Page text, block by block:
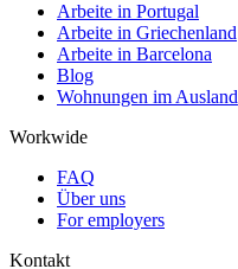
Arbeite in Portugal
Arbeite in Griechenland
Arbeite in Barcelona
Blog
Wohnungen im Ausland
Workwide
FAQ
Über uns
For employers
Kontakt